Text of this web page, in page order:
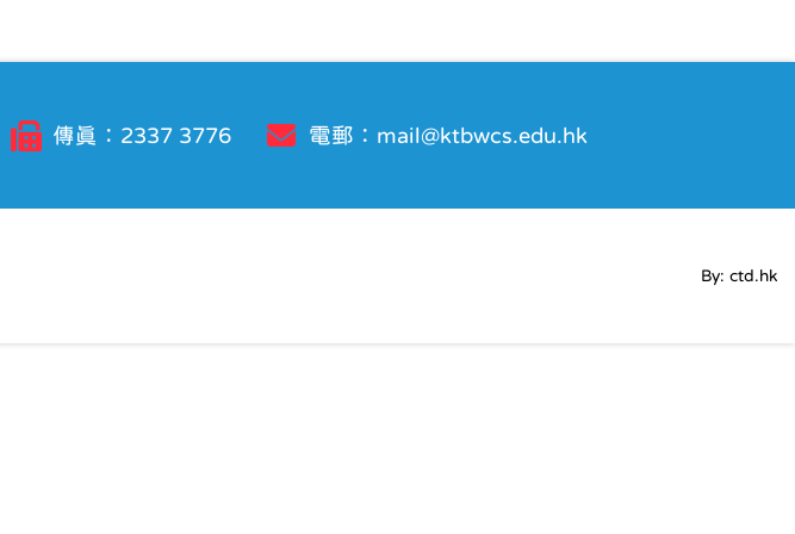
傳真：2337 3776 電郵： mail@ktbwcs.edu.hk
By: ctd.hk